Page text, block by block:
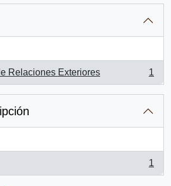
Relaciones Exteriores 1
1